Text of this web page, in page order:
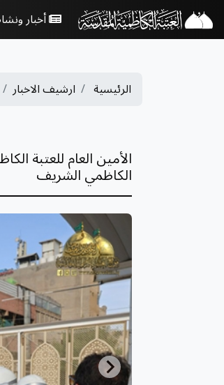
أخبار
الرئيسية ارشيف الاخبار
الأمين العام للعتبة
الكاظمي الشريف